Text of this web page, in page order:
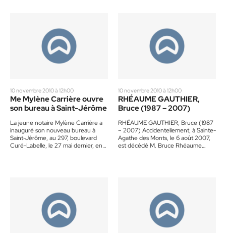
10 novembre 2010 à 12h00
Me Mylène Carrière ouvre
son bureau à Saint-Jérôme
La jeune notaire Mylène Carrière a
inauguré son nouveau bureau à
Saint-Jérôme, au 297, boulevard
Curé-Labelle, le 27 mai dernier, en
10 novembre 2010 à 12h00
RHÉAUME GAUTHIER,
Bruce (1987 – 2007)
RHÉAUME GAUTHIER, Bruce (1987
– 2007) Accidentellement, à Sainte-
Agathe des Monts, le 6 août 2007,
est décédé M. Bruce Rhéaume